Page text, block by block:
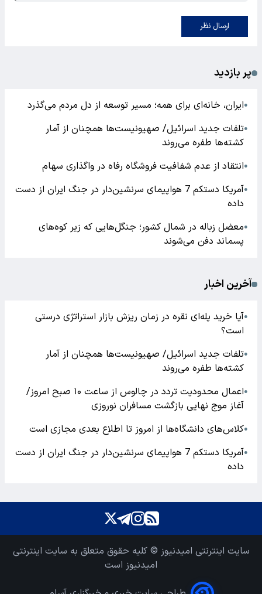
ارسال نظر
پر بازدید
●ایران، خانه‌ای برای همه؛ مسیر توسعه از دل مردم می‌گذرد
●تلفات جدید اسرائیل/ صهیونیست‌ها همچنان از آمار
کشته‌ها طفره می‌روند
●انتقاد از عدم شفافیت فروشگاه رفاه در واگذاری سهام
●
آمریکا دستکم 7 هواپیمای سرنشین‌دار در جنگ ایران از دست
داده
●معضل زباله در شمال کشور؛ جنگل‌هایی که زیر کوه‌های
پسماند دفن می‌شوند
آخرین اخبار
●آیا خرید پله‌ای نقره در زمان ریزش بازار استراتژی درستی
است؟
●تلفات جدید اسرائیل/ صهیونیست‌ها همچنان از آمار
کشته‌ها طفره می‌روند
●
اعمال محدودیت تردد در چالوس از ساعت ۱۰ صبح امروز/
آغاز موج نهایی بازگشت مسافران نوروزی
●کلاس‌های دانشگاه‌ها از امروز تا اطلاع بعدی مجازی است
●
آمریکا دستکم 7 هواپیمای سرنشین‌دار در جنگ ایران از دست
داده
سایت اینترنتی امیدنیوز © کلیه حقوق متعلق به سایت اینترنتی
امیدنیوز است